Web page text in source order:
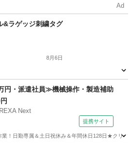
Ad
&ラゲッジ刺繍タグ
8月6日
その他
円・派遣社員≫機械操作・製造補助
Next
提携サイト
業！日勤専属＆土日祝休み＆年間休日128日★クリ